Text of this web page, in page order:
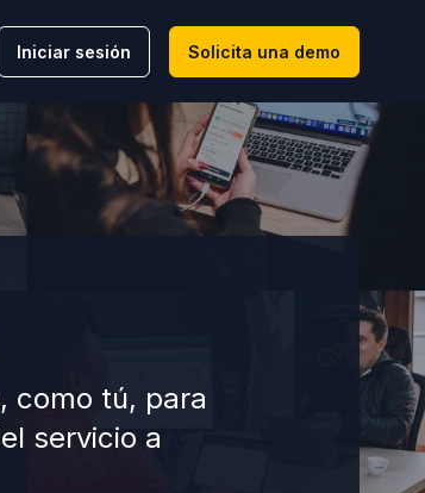
Iniciar sesión Solicita una demo
como tú, para
servicio a